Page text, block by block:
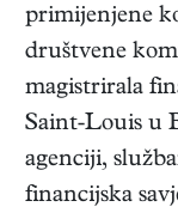
primijenjene
društvene
magistrirala
Saint-Louis u
agenciji,
financijska